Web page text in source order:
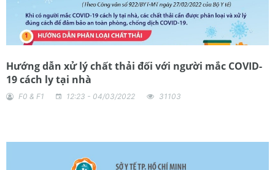
Hướng dẫn xử lý chất thải đối với người mắc COVID-
19 cách ly tại nhà
F0 & F1 12:23 - 04/03/2022 31103